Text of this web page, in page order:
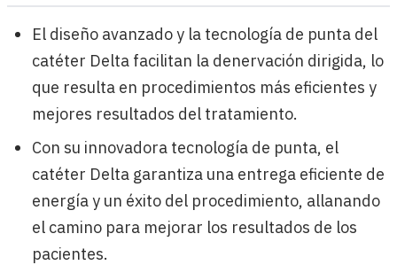
El diseño avanzado y la tecnología de punta del
catéter Delta facilitan la denervación dirigida, lo
que resulta en procedimientos más eficientes y
mejores resultados del tratamiento.
Con su innovadora tecnología de punta, el
catéter Delta garantiza una entrega eficiente de
energía y un éxito del procedimiento, allanando
el camino para mejorar los resultados de los
pacientes.